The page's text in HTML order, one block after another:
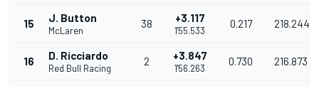
15 J. Button
McLaren
38 +3.117
1'55.533
0.217 218.244
16 D. Ricciardo
Red Bull Racing
2 +3.847
1'56.263
0.730 216.873